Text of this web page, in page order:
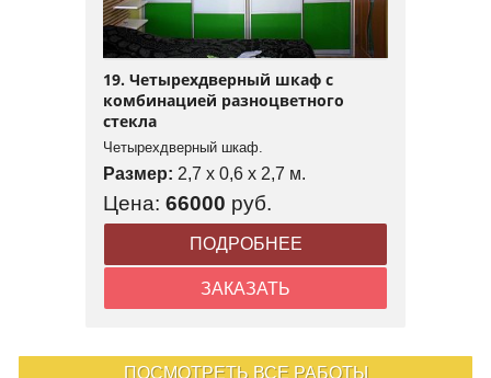
19. Четырехдверный шкаф с
комбинацией разноцветного
стекла
Четырехдверный шкаф.
Размер: 2,7 x 0,6 x 2,7 м.
Цена: 66000 руб.
ПОДРОБНЕЕ
ЗАКАЗАТЬ
ПОСМОТРЕТЬ ВСЕ РАБОТЫ